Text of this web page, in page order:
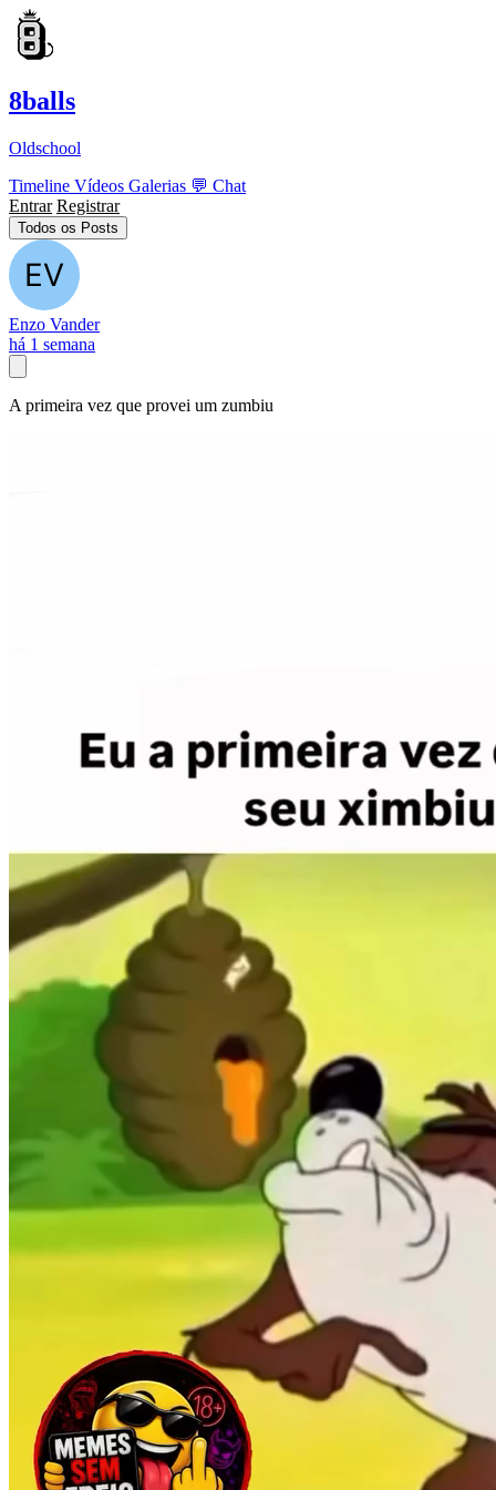
8balls
Oldschool
Timeline Vídeos Galerias 💬 Chat
Entrar Registrar
Todos os Posts
Enzo Vander
há 1 semana
A primeira vez que provei um zumbiu